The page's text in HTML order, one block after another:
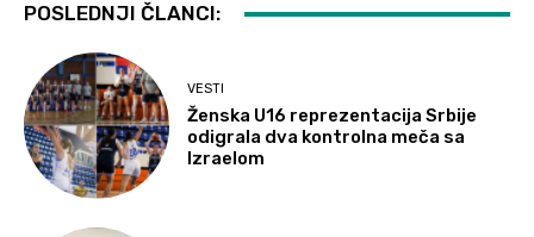
POSLEDNJI ČLANCI:
VESTI
Ženska U16 reprezentacija Srbije
odigrala dva kontrolna meča sa
Izraelom